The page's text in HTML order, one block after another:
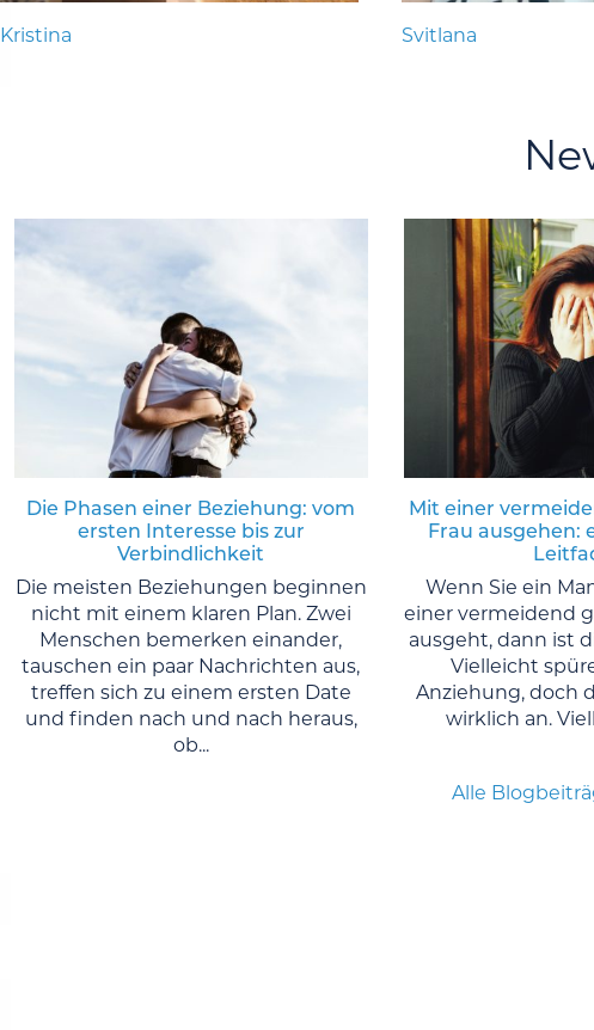
Kristina Svitlana
Die Phasen einer Beziehung: vom
ersten Interesse bis zur
Verbindlichkeit
Die meisten Beziehungen beginnen
nicht mit einem klaren Plan. Zwei
Menschen bemerken einander,
tauschen ein paar Nachrichten aus,
treffen sich zu einem ersten Date
und finden nach und nach heraus,
ob...
Mit einer
Frau ausgehen:
Wenn Sie ein
einer vermeidend
ausgeht, dann ist
Vielleicht
Anziehung, doch
wirklich an.
Alle